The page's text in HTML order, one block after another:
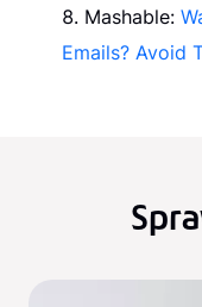
Mashable:
Emails? Avoid